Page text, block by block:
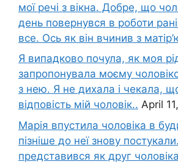
мої речі з вікна. Добре, що
день повернувся в роботи
все. Ось як він вчинив з
Я випадково почула, як моя
запропонувала моєму
з нею. Я не дихала і чекала,
відповість мій чоловік.. April
Марія впустила чоловіка в
пізніше до неї знову
представився як друг